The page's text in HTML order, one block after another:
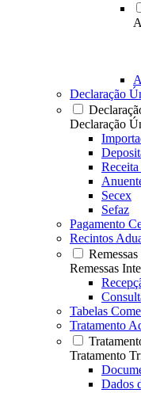
Declaração
Declaração
Secex
Sefaz
Pagamento
Recintos
Remessas
Tabelas
Tratamento
Tratamento
Dados